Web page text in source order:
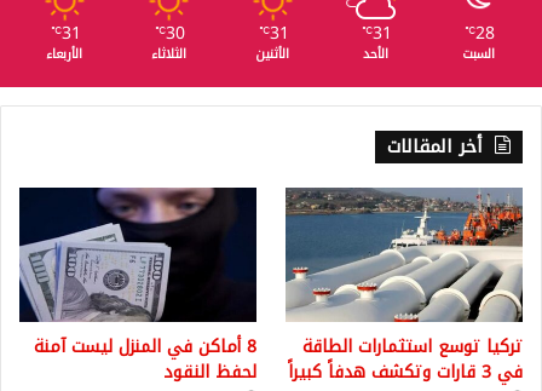
28
℃
السبت
31
℃
الأحد
31
℃
الأثنين
30
℃
الثلاثاء
31
℃
الأربعاء
أخر المقالات
تركيا توسع استثمارات الطاقة
في 3 قارات وتكشف هدفاً كبيراً
8 أماكن في المنزل ليست آمنة
لحفظ النقود